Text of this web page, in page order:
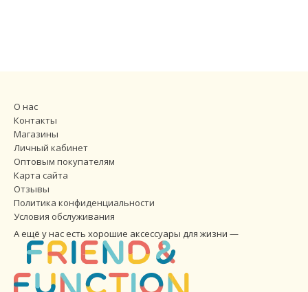
О нас
Контакты
Магазины
Личный кабинет
Оптовым покупателям
Карта сайта
Отзывы
Политика конфиденциальности
Условия обслуживания
А ещё у нас есть хорошие аксессуары для жизни —